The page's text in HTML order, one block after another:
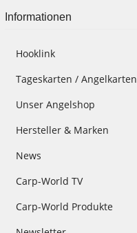
Informationen
Hooklink
Tageskarten / Angelkarten
Unser Angelshop
Hersteller & Marken
News
Carp-World TV
Carp-World Produkte